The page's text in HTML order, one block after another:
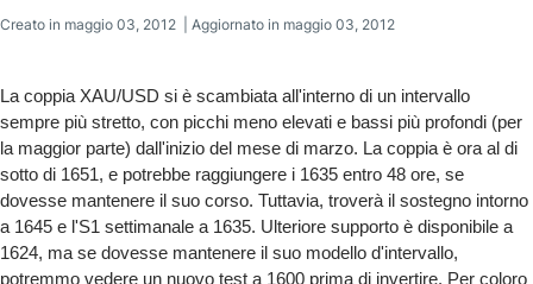
Creato in maggio 03, 2012 | Aggiornato in maggio 03, 2012
La coppia XAU/USD si è scambiata all'interno di un intervallo
sempre più stretto, con picchi meno elevati e bassi più profondi (per
la maggior parte) dall'inizio del mese di marzo. La coppia è ora al di
sotto di 1651, e potrebbe raggiungere i 1635 entro 48 ore, se
dovesse mantenere il suo corso. Tuttavia, troverà il sostegno intorno
a 1645 e l'S1 settimanale a 1635. Ulteriore supporto è disponibile a
1624, ma se dovesse mantenere il suo modello d'intervallo,
potremmo vedere un nuovo test a 1600 prima di invertire. Per coloro